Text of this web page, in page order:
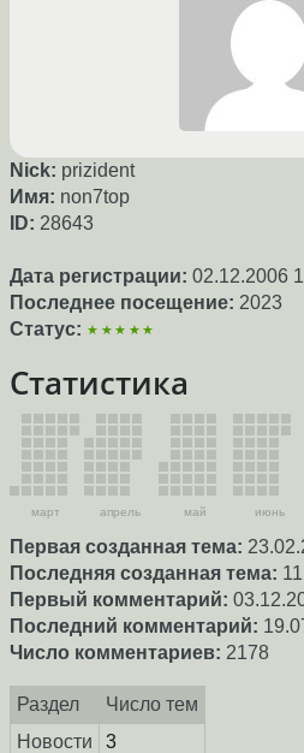
Nick: prizident
Имя: non7top
ID: 28643
Дата регистрации: 02.12.2006
Последнее посещение: 2023
Статус: ★★★★★
Статистика
март апрель май июнь
Первая созданная тема:
Последняя созданная тема:
Первый комментарий:
Последний комментарий:
Число комментариев: 2178
Раздел
Число тем
Новости
3